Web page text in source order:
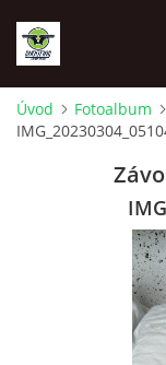
ÚVOD
Úvod Fotoalbum